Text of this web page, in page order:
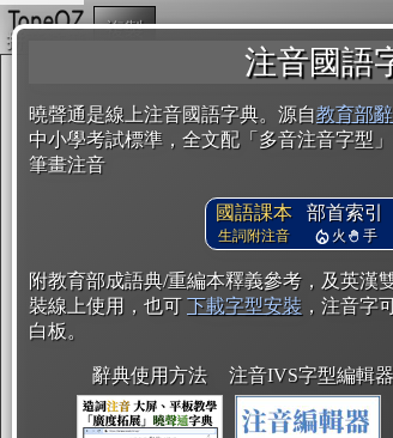
注音國語
曉聲通是線上注音國語字典。源自教育部
中小學考試標準，全文配「多音注音字型
筆畫注音
國語課本
生詞附注音
部首索引
火 手
附教育部成語典/重編本釋義參考，及英漢
裝線上使用，也可 下載字型安裝 ，注音字
白板。
辭典使用方法 注音IVS字型編輯器
複製